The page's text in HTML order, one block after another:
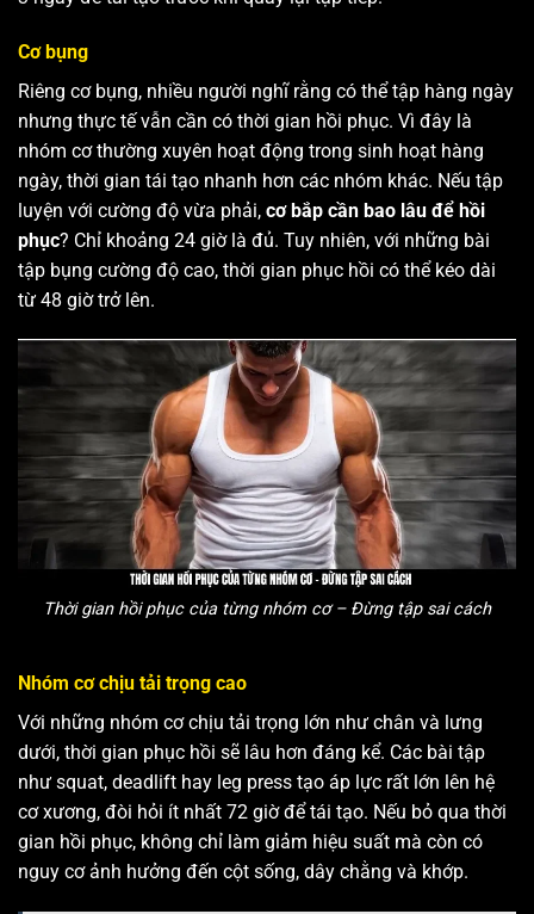
Cơ bụng
Riêng cơ bụng, nhiều người nghĩ rằng có thể tập hàng ngày
nhưng thực tế vẫn cần có thời gian hồi phục. Vì đây là
nhóm cơ thường xuyên hoạt động trong sinh hoạt hàng
ngày, thời gian tái tạo nhanh hơn các nhóm khác. Nếu tập
luyện với cường độ vừa phải, cơ bắp cần bao lâu để hồi
phục? Chỉ khoảng 24 giờ là đủ. Tuy nhiên, với những bài
tập bụng cường độ cao, thời gian phục hồi có thể kéo dài
từ 48 giờ trở lên.
Thời gian hồi phục của từng nhóm cơ – Đừng tập sai cách
Nhóm cơ chịu tải trọng cao
Với những nhóm cơ chịu tải trọng lớn như chân và lưng
dưới, thời gian phục hồi sẽ lâu hơn đáng kể. Các bài tập
như squat, deadlift hay leg press tạo áp lực rất lớn lên hệ
cơ xương, đòi hỏi ít nhất 72 giờ để tái tạo. Nếu bỏ qua thời
gian hồi phục, không chỉ làm giảm hiệu suất mà còn có
nguy cơ ảnh hưởng đến cột sống, dây chằng và khớp.